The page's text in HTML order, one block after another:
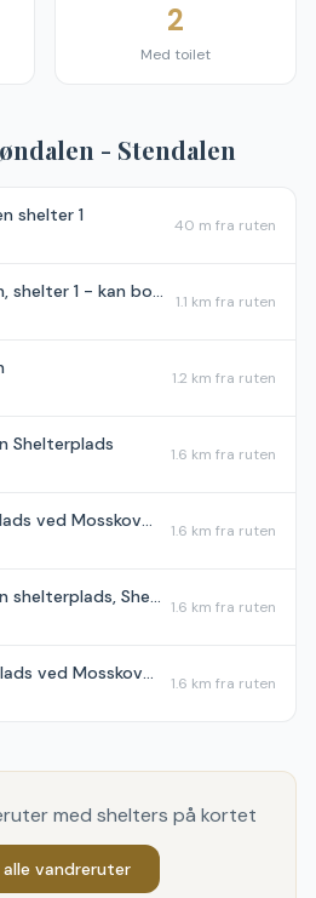
2
Med toilet
- Stendalen
shelter 1 40 m fra ruten
Rold Skov, Urskoven, shelter 1 - kan bookes 1.1 km fra ruten
1.2 km fra ruten
Shelterplads 1.6 km fra ruten
Rold Skov, shelterplads ved Mosskovpavillonen - shelter nr. 2 1.6 km fra ruten
Jamborettepladsen shelterplads, Shelter 1 1.6 km fra ruten
Rold Skov, Shelterplads ved Mosskovpavillonen - skal ikke bookes 1.6 km fra ruten
med shelters på kortet
alle vandreruter